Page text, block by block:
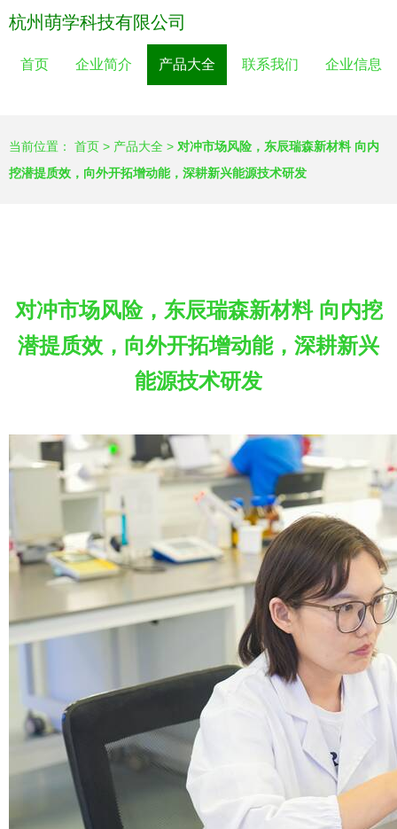
杭州萌学科技有限公司
首页 企业简介 产品大全 联系我们 企业信息
当前位置： 首页 > 产品大全 > 对冲市场风险，东辰瑞森新材料 向内
挖潜提质效，向外开拓增动能，深耕新兴能源技术研发
对冲市场风险，东辰瑞森新材料 向内挖
潜提质效，向外开拓增动能，深耕新兴
能源技术研发